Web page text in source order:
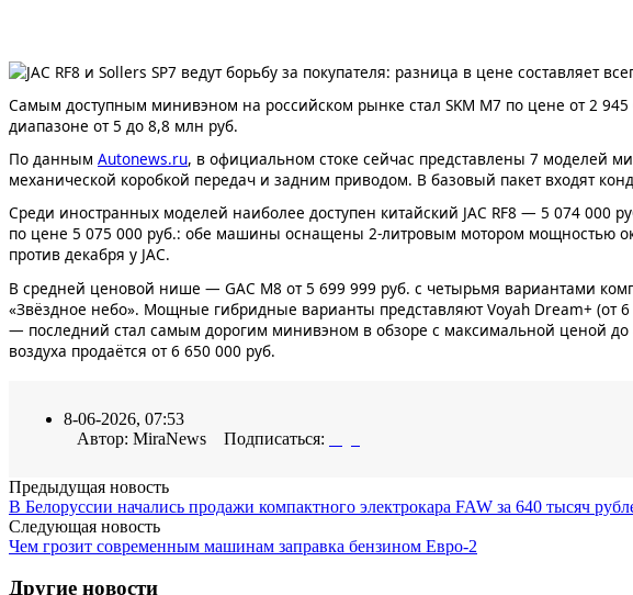
Самым доступным минивэном на российском рынке стал SKM M7 по цене от 2
диапазоне от 5 до 8,8 млн руб.
По данным Autonews.ru, в официальном стоке сейчас представлены 7 моделей
механической коробкой передач и задним приводом. В базовый пакет входят
Среди иностранных моделей наиболее доступен китайский JAC RF8 — 5 074 000
по цене 5 075 000 руб.: обе машины оснащены 2-литровым мотором мощностью
против декабря у JAC.
В средней ценовой нише — GAC M8 от 5 699 999 руб. с четырьмя вариантами
«Звёздное небо». Мощные гибридные варианты представляют Voyah Dream+ (от
— последний стал самым дорогим минивэном в обзоре с максимальной ценой
воздуха продаётся от 6 650 000 руб.
8-06-2026, 07:53
Автор: MiraNews Подписаться:
Предыдущая новость
В Белоруссии начались продажи компактного электрокара FAW за 640 тысяч
Следующая новость
Чем грозит современным машинам заправка бензином Евро-2
Другие новости